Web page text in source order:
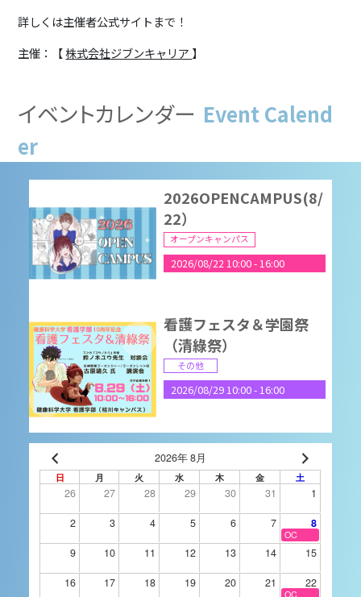
詳しくは主催者公式サイトまで！
主催：【株式会社ジブンキャリア 】
イベントカレンダー Event Calend
er
オープンキャンパス
2026/08/22 10:00-16:00
2026OPENCAMPUS(8/
22）
オープンキャンパス
2026/08/29 10:00- 16:00
看護フェスタ＆学園祭
（清綠祭）
その他
2026/09/04 15:00-18:00
9月4日（金）進学相談
会 長野県松本市
進学相談会
2026OPENCAMPUS(9/
2026年 8月
日 月 火 水 木 金 土
26 27 28 29 30 31 1
2 3 4 5 6 7 8
OC
9 10 11 12 13 14 15
16 17 18 19 20 21 22
OC